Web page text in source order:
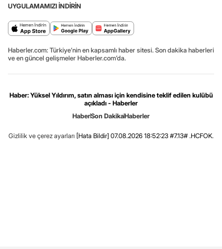
UYGULAMAMIZI İNDİRİN
Haberler.com: Türkiye’nin en kapsamlı haber sitesi. Son dakika haberleri
ve en güncel gelişmeler Haberler.com’da.
Haber: Yüksel Yıldırım, satın alması için kendisine teklif edilen kulübü
açıkladı - Haberler
HaberSon DakikaHaberler
Gizlilik ve çerez ayarları [Hata Bildir] 07.08.2026 18:52:23 #7.13# .HCFOK.